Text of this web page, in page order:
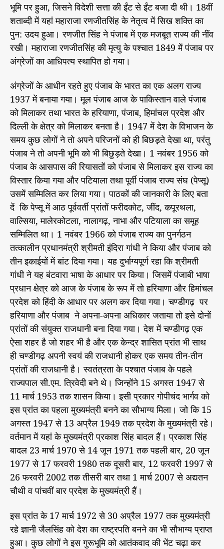
भूमि पर हुआ, जिसने विदेशी सत्ता की ईंट से ईंट बजा दी थी। 18वीं
शताब्दी में यहां महाराजा रणजीतसिंह के नेतृत्व में सिख शक्ति का
पुन: उदय हुआ। रणजीत सिंह ने पंजाब में एक मजबूत राज्य की नींव
रखी। महाराजा रणजीतसिंह की मृत्यु के पश्चात 1849 में पंजाब पर
अंग्रेजों का आधिपत्य स्थापित हो गया।
अंग्रेजों के आधीन रहते हुए पंजाब के भारत का एक अलग राज्य
1937 में बनाया गया। मूल पंजाब आज के पाकिस्तान वाले पंजाब
को मिलाकर तथा भारत के हरियाणा, पंजाब, हिमांचल प्रदेश और
दिल्ली के क्षेत्र को मिलाकर बनता है। 1947 में देश के विभाजन के
समय कुछ लोगों ने तो अपने परिजनों को ही बिछड़़ते देखा था, परंतु
पंजाब ने तो अपनी भूमि को भी बिछुड़ते देखा। 1 नवंबर 1956 को
पंजाब के आसपास की रियासतों को पंजाब से मिलाकर इस राज्य का
विस्तार किया गया और पटियाला तथा पूर्वी पंजाब राज्य संघ (पेप्सू)
उसमें सम्मिलित कर लिया गया। पाठकों की जानकारी के लिए बता
दें कि पेप्सू में आठ पूर्ववर्ती प्रांतों फरीदकोट, जींद, कपूरथला,
वाल्सिया, मालेरकोटला, नालागढ़, नाभा और पटियाला का समूह
सम्मिलित था। 1 नवंबर 1966 को पंजाब राज्य का पुनर्गठन
तत्कालीन प्रधानमंत्री श्रीमती इंदिरा गांधी ने किया और पंजाब को
तीन इकाईयों में बांट दिया गया। यह दुर्भाग्यपूर्ण रहा कि श्रीमती
गांधी ने यह बंटवारा भाषा के आधार पर किया। जिसमें पंजाबी भाषा
प्रधान क्षेत्र को आज के पंजाब के रूप में तो हरियाणा और हिमांचल
प्रदेश को हिंदी के आधार पर अलग कर दिया गया। चण्डीगढ़ पर
हरियाणा और पंजाब ने अपना-अपना अधिकार जताया तो इसे दोनों
प्रांतों की संयुक्त राजधानी बना दिया गया। देश में चण्डीगढ़ एक
ऐसा शहर है जो शहर भी है और एक केन्द्र शासित प्रांत भी साथ
ही चण्डीगढ़ अपनी स्वयं की राजधानी होकर एक समय तीन-तीन
प्रांतों की राजधानी है। स्वतंत्रता के पश्चात पंजाब के पहले
राज्यपाल सी.एम. त्रिवेदी बने थे। जिन्होंने 15 अगस्त 1947 से
11 मार्च 1953 तक शासन किया। इसी प्रकार गोपीचंद भार्गव को
इस प्रांत का पहला मुख्यमंत्री बनने का सौभाग्य मिला। जो कि 15
अगस्त 1947 से 13 अप्रैल 1949 तक प्रदेश के मुख्यमंत्री रहे।
वर्तमान में यहां के मुख्यमंत्री प्रकाश सिंह बादल हैं। प्रकाश सिंह
बादल 23 मार्च 1970 से 14 जून 1971 तक पहली बार, 20 जून
1977 से 17 फरवरी 1980 तक दूसरी बार, 12 फरवरी 1997 से
26 फरवरी 2002 तक तीसरी बार तथा 1 मार्च 2007 से अद्यतन
चौथी व पांचवीं बार प्रदेश के मुख्यमंत्री हैं।
इस प्रांत के 17 मार्च 1972 से 30 अप्रैल 1977 तक मुख्यमंत्री
रहे ज्ञानी जैलसिंह को देश का राष्ट्रपति बनने का भी सौभाग्य प्राप्त
हुआ। कुछ लोगों ने इस गुरूभूमि को आतंकवाद की भेंट चढ़ा कर